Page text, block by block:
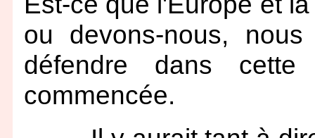
ou devons-nous,
défendre dans
commencée.